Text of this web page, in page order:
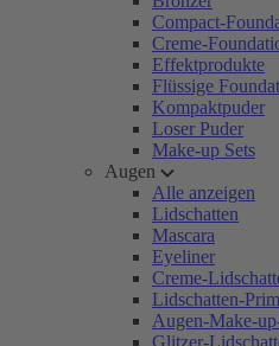
Compact-
Creme-
Effektprodukte
Flüssige
Kompaktpuder
Loser Puder
Make-up Sets
Augen
Alle anzeigen
Lidschatten
Mascara
Eyeliner
Creme-
Lidschatten-
Augen-Make-
Glitzer-